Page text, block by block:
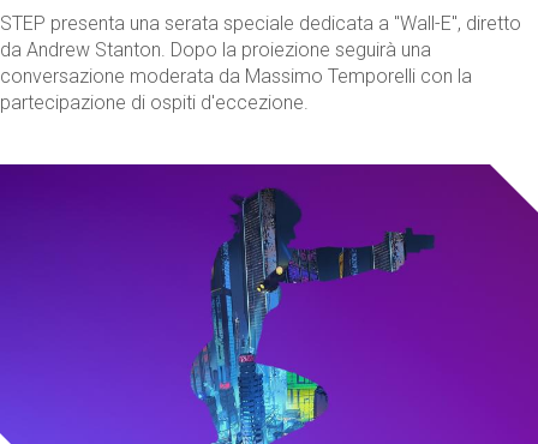
STEP presenta una serata speciale dedicata a "Wall-E", diretto
da Andrew Stanton. Dopo la proiezione seguirà una
conversazione moderata da Massimo Temporelli con la
partecipazione di ospiti d'eccezione.